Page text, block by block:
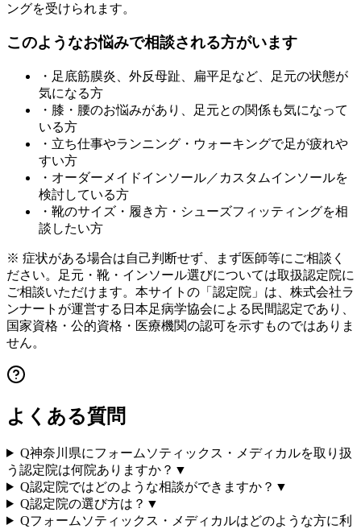
ングを受けられます。
このようなお悩みで相談される方がいます
・足底筋膜炎、外反母趾、扁平足など、足元の状態が
気になる方
・膝・腰のお悩みがあり、足元との関係も気になって
いる方
・立ち仕事やランニング・ウォーキングで足が疲れや
すい方
・オーダーメイドインソール／カスタムインソールを
検討している方
・靴のサイズ・履き方・シューズフィッティングを相
談したい方
※ 症状がある場合は自己判断せず、まず医師等にご相談く
ださい。足元・靴・インソール選びについては取扱認定院に
ご相談いただけます。本サイトの「認定院」は、株式会社ラ
ンナートが運営する日本足病学協会による民間認定であり、
国家資格・公的資格・医療機関の認可を示すものではありま
せん。
よくある質問
Q神奈川県にフォームソティックス・メディカルを取り扱
う認定院は何院ありますか？ ▼
Q認定院ではどのような相談ができますか？ ▼
Q認定院の選び方は？ ▼
Qフォームソティックス・メディカルはどのような方に利